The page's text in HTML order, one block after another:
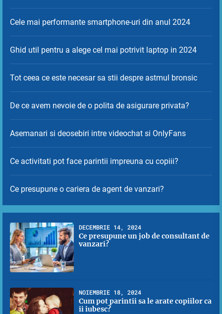
Cele mai performante smartphone-uri din anul 2024
Ghid util pentru a alege cel mai potrivit laptop in 2024
Tot ceea ce este necesar sa stii despre astmul bronsic
De ce avem nevoie de o polita de asigurare privata?
Asemanari si deosebiri intre videochat si OnlyFans
Ce activitati pot face parintii impreuna cu copiii?
Ce presupune o cariera de agent de vanzari?
1
DECEMBRIE 14, 2024
Ce presupune un job de consultant de
vanzari?
NOIEMBRIE 18, 2024
Cum pot parintii sa le arate copiilor ca
ii iubesc?